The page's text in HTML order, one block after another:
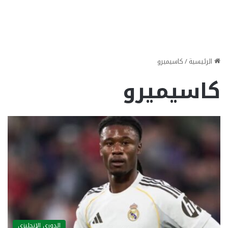
الرئيسية/كاسيميرو
كاسيميرو
الدوري الإنجليزي